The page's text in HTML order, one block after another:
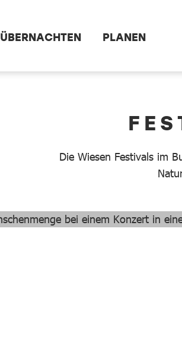
ÜBERNACHTEN PLANEN
Die Wiesen Festivals im